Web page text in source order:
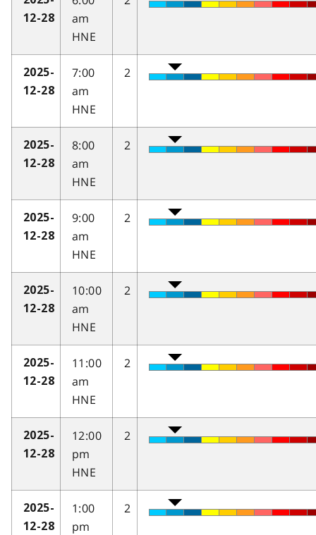
12-28
am
HNE
2025-
12-28
7:00
am
HNE
2
2025-
12-28
8:00
am
HNE
2
2025-
12-28
9:00
am
HNE
2
2025-
12-28
10:00
am
HNE
2
2025-
12-28
11:00
am
HNE
2
2025-
12-28
12:00
pm
HNE
2
2025-
12-28
1:00
pm
2